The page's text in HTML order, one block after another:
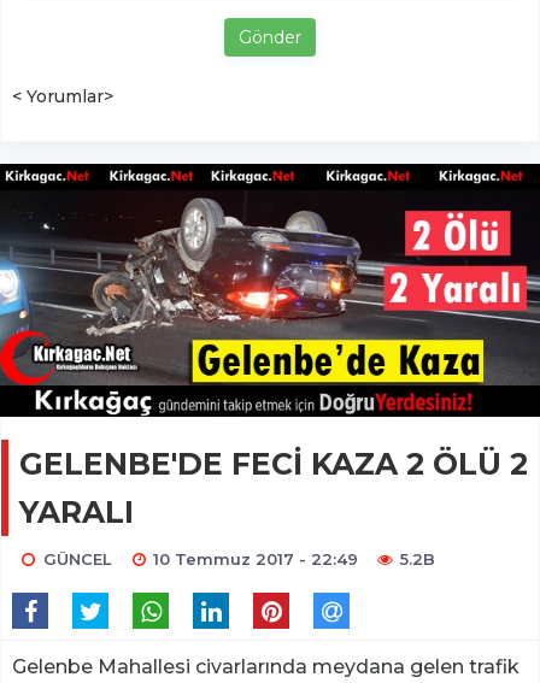
Gönder
< Yorumlar>
GELENBE'DE FECİ KAZA 2 ÖLÜ 2
YARALI
GÜNCEL 10 Temmuz 2017 - 22:49 5.2B
Gelenbe Mahallesi civarlarında meydana gelen trafik